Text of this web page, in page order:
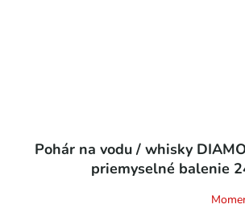
Pohár na vodu / whisky
priemyselné balenie